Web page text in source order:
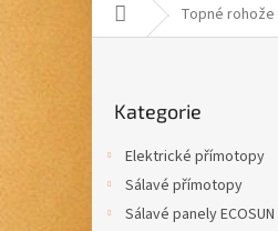
Domů Topné rohože
kategorie
Kategorie
Elektrické přímotopy
Sálavé přímotopy
Sálavé panely